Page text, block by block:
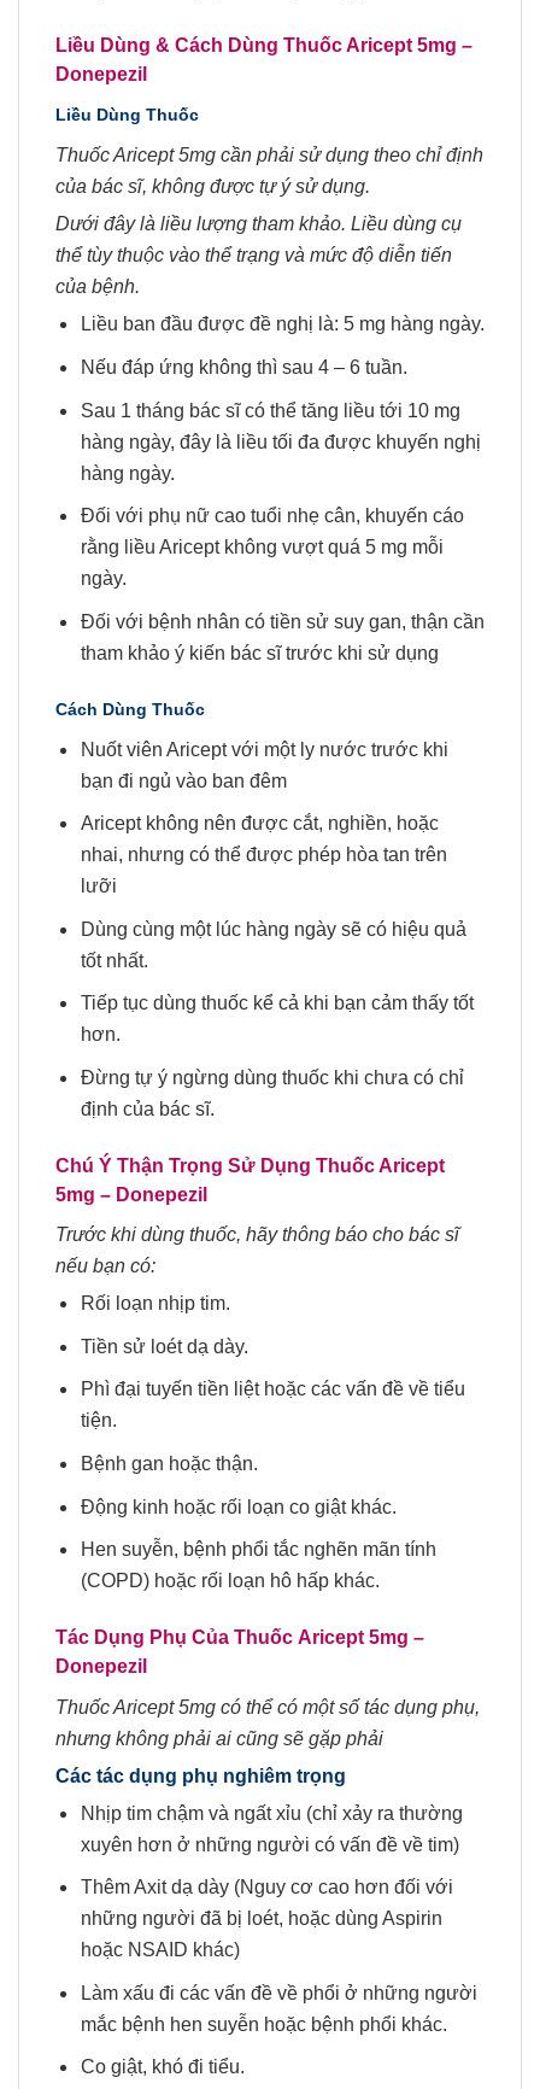
Liều Dùng & Cách Dùng Thuốc Aricept 5mg –
Donepezil
Liều Dùng Thuốc
Thuốc Aricept 5mg cần phải sử dụng theo chỉ định
của bác sĩ, không được tự ý sử dụng.
Dưới đây là liều lượng tham khảo. Liều dùng cụ
thể tùy thuộc vào thể trạng và mức độ diễn tiến
của bệnh.
Liều ban đầu được đề nghị là: 5 mg hàng ngày.
Nếu đáp ứng không thì sau 4 – 6 tuần.
Sau 1 tháng bác sĩ có thể tăng liều tới 10 mg
hàng ngày, đây là liều tối đa được khuyến nghị
hàng ngày.
Đối với phụ nữ cao tuổi nhẹ cân, khuyến cáo
rằng liều Aricept không vượt quá 5 mg mỗi
ngày.
Đối với bệnh nhân có tiền sử suy gan, thận cần
tham khảo ý kiến bác sĩ trước khi sử dụng
Cách Dùng Thuốc
Nuốt viên Aricept với một ly nước trước khi
bạn đi ngủ vào ban đêm
Aricept không nên được cắt, nghiền, hoặc
nhai, nhưng có thể được phép hòa tan trên
lưỡi
Dùng cùng một lúc hàng ngày sẽ có hiệu quả
tốt nhất.
Tiếp tục dùng thuốc kể cả khi bạn cảm thấy tốt
hơn.
Đừng tự ý ngừng dùng thuốc khi chưa có chỉ
định của bác sĩ.
Chú Ý Thận Trọng Sử Dụng Thuốc Aricept
5mg – Donepezil
Trước khi dùng thuốc, hãy thông báo cho bác sĩ
nếu bạn có:
Rối loạn nhịp tim.
Tiền sử loét dạ dày.
Phì đại tuyến tiền liệt hoặc các vấn đề về tiểu
tiện.
Bệnh gan hoặc thận.
Động kinh hoặc rối loạn co giật khác.
Hen suyễn, bệnh phổi tắc nghẽn mãn tính
(COPD) hoặc rối loạn hô hấp khác.
Tác Dụng Phụ Của Thuốc Aricept 5mg –
Donepezil
Thuốc Aricept 5mg có thể có một số tác dụng phụ,
nhưng không phải ai cũng sẽ gặp phải
Các tác dụng phụ nghiêm trọng
Nhịp tim chậm và ngất xỉu (chỉ xảy ra thường
xuyên hơn ở những người có vấn đề về tim)
Thêm Axit dạ dày (Nguy cơ cao hơn đối với
những người đã bị loét, hoặc dùng Aspirin
hoặc NSAID khác)
Làm xấu đi các vấn đề về phổi ở những người
mắc bệnh hen suyễn hoặc bệnh phổi khác.
Co giật, khó đi tiểu.